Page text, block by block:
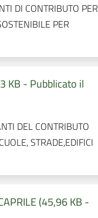
DI CONTRIBUTO PER
PER
KB - Pubblicato il
DEL CONTRIBUTO
STRADE,EDIFICI
(45,96 KB -